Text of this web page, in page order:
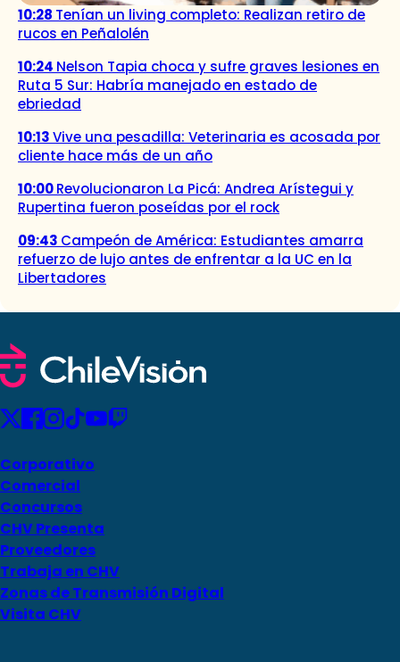
10:28 Tenían un living completo: Realizan retiro de
rucos en Peñalolén
10:24 Nelson Tapia choca y sufre graves lesiones en
Ruta 5 Sur: Habría manejado en estado de
ebriedad
10:13Vive una pesadilla: Veterinaria es acosada por
cliente hace más de un año
10:00Revolucionaron La Picá: Andrea Arístegui y
Rupertina fueron poseídas por el rock
09:43 Campeón de América: Estudiantes amarra
refuerzo de lujo antes de enfrentar a la UC en la
Libertadores
Corporativo
Comercial
Concursos
CHV Presenta
Proveedores
Trabaja en CHV
Zonas de Transmisión Digital
Visita CHV